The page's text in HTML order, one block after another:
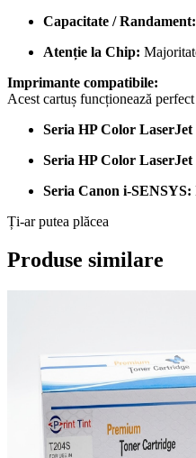
Capacitate / Randament:
Atenție la Chip:
Imprimante compatibile:
Acest cartuș funcționează
Seria HP Color LaserJet
Seria HP Color
Seria Canon i-SENSYS:
Ți-ar putea plăcea
Produse similare